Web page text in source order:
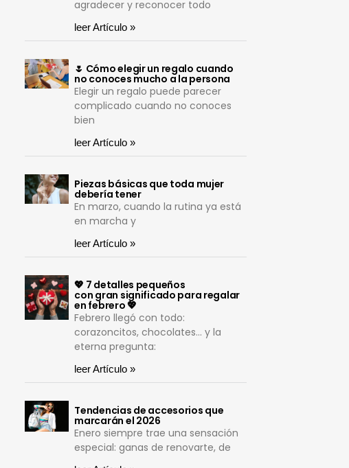
agradecer y reconocer todo
leer Artículo »
🌷 Cómo elegir un regalo cuando
no conoces mucho a la persona
Elegir un regalo puede parecer
complicado cuando no conoces
bien
leer Artículo »
Piezas básicas que toda mujer
debería tener
En marzo, cuando la rutina ya está
en marcha y
leer Artículo »
💖 7 detalles pequeños
con gran significado para regalar
en febrero 💖
Febrero llegó con todo:
corazoncitos, chocolates… y la
eterna pregunta:
leer Artículo »
Tendencias de accesorios que
marcarán el 2026
Enero siempre trae una sensación
especial: ganas de renovarte, de